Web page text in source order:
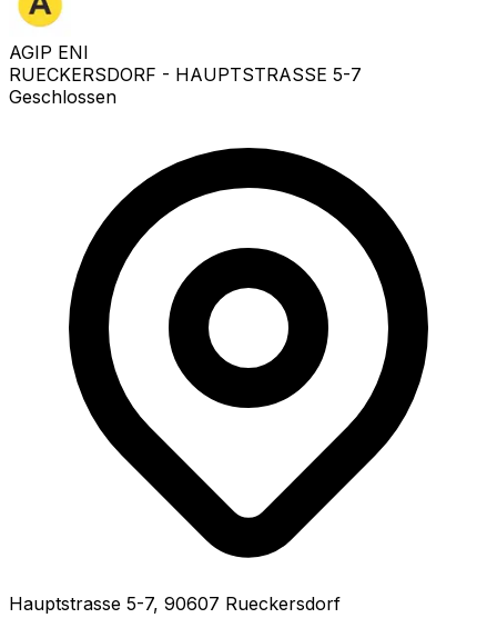
AGIP ENI
RUECKERSDORF - HAUPTSTRASSE 5-7
Geschlossen
Hauptstrasse 5-7, 90607 Rueckersdorf